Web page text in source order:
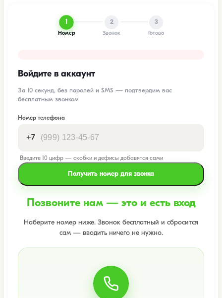
1
Номер
2
Звонок
3
Готово
Войдите в аккаунт
За 10 секунд, без паролей и SMS — подтвердим вас
бесплатным звонком
Номер телефона
+7
Введите 10 цифр — скобки и дефисы добавятся сами
Получить номер для звонка
Позвоните нам — это и есть вход
Наберите номер ниже. Звонок бесплатный и сбросится
сам — вводить ничего не нужно.